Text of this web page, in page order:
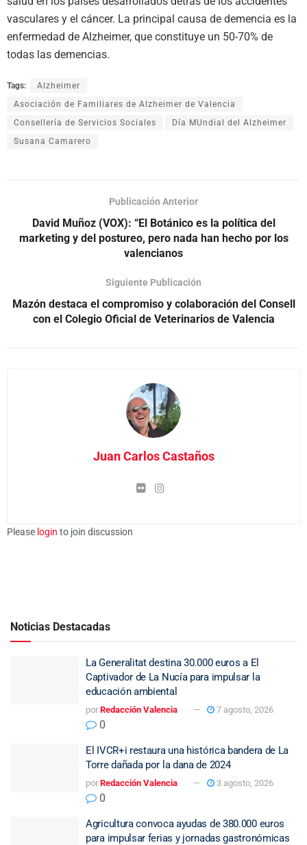
vasculares y el cáncer. La principal causa de demencia es la
enfermedad de Alzheimer, que constituye un 50-70% de
todas las demencias.
Tags:
Alzheimer
Asociación de Familiares de Alzheimer de Valencia
Consellería de Servicios Sociales
Día MUndial del Alzheimer
Susana Camarero
Publicación Anterior
David Muñoz (VOX): “El Botánico es la política del
marketing y del postureo, pero nada han hecho por los
valencianos
Siguiente Publicación
Mazón destaca el compromiso y colaboración del Consell
con el Colegio Oficial de Veterinarios de Valencia
Juan Carlos Castaños
Please login to join discussion
Noticias Destacadas
La Generalitat destina 30.000 euros a El
Captivador de La Nucía para impulsar la
educación ambiental
por Redacción Valencia 7 agosto, 2026
0
El IVCR+i restaura una histórica bandera de La
Torre dañada por la dana de 2024
por Redacción Valencia 3 agosto, 2026
0
Agricultura convoca ayudas de 380.000 euros
para impulsar ferias y jornadas gastronómicas